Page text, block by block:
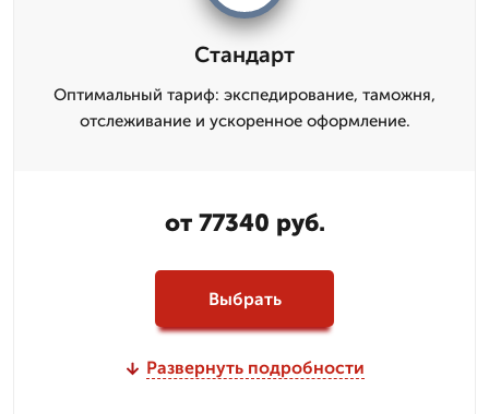
Стандарт
Оптимальный тариф: экспедирование, таможня,
отслеживание и ускоренное оформление.
от 77340 руб.
Выбрать
Развернуть подробности